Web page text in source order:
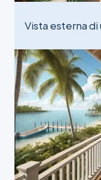
Vista esterna di